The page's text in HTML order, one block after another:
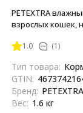
PETEXTRA
взрослых кошек,
ламистерах - 100 г
1.0 (1)
Тип товара:
GTIN:
Бренд: PETEXTRA
Вес: 1.6 кг